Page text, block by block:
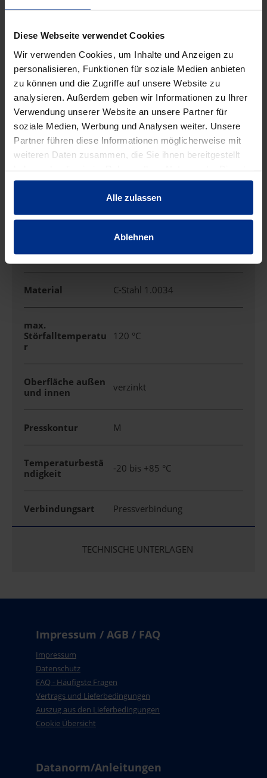
Diese Webseite verwendet Cookies
Wir verwenden Cookies, um Inhalte und Anzeigen zu
personalisieren, Funktionen für soziale Medien anbieten
zu können und die Zugriffe auf unsere Website zu
analysieren. Außerdem geben wir Informationen zu Ihrer
Verwendung unserer Website an unsere Partner für
soziale Medien, Werbung und Analysen weiter. Unsere
Partner führen diese Informationen möglicherweise mit
weiteren Daten zusammen, die Sie ihnen bereitgestellt
gesammelt haben.
Alle zulassen
Ablehnen
Ausführung Spitzende/Spitzende
Außendurchmess
er
88 mm
DN 80
DN Nennweite
Einsatzbereich Heizung/-kühlung
Form Passbogen
Markenname C-PRESS
Material C-Stahl 1.0034
max.
Störfalltemperatu
r
120 °C
Oberfläche außen
und innen
verzinkt
Presskontur M
Temperaturbestä
ndigkeit
-20 bis +85 °C
Verbindungsart Pressverbindung
TECHNISCHE UNTERLAGEN
Impressum / AGB / FAQ
Impressum
Datenschutz
FAQ - Häufigste Fragen
Vertrags und Lieferbedingungen
Auszug aus den Lieferbedingungen
Cookie Übersicht
Datanorm/Anleitungen